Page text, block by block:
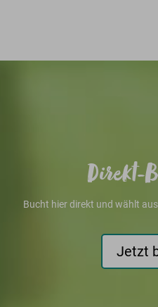
Direkt-
Bucht hier direkt und wählt
Jetzt